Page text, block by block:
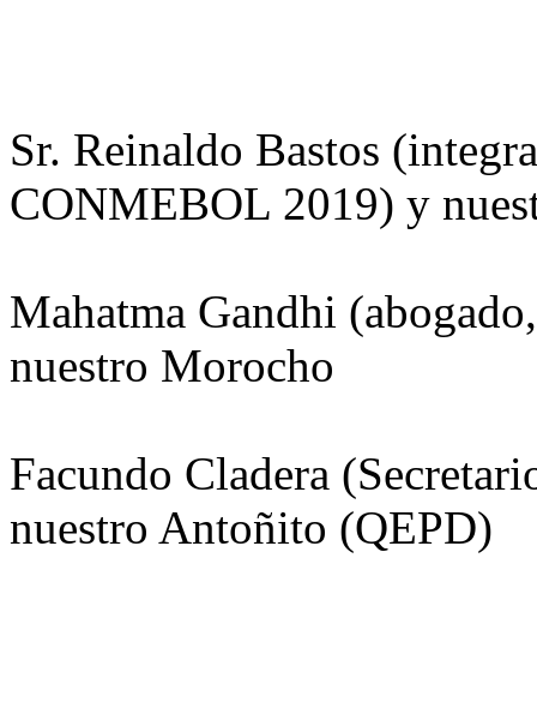
Sr. Reinaldo Bastos
CONMEBOL 2019) y
Mahatma Gandhi
nuestro Morocho
Facundo Cladera
nuestro Antoñito (QEPD)